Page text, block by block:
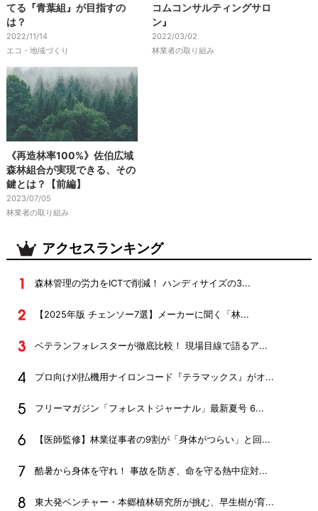
てる『青葉組』が目指すの
は？
2022/11/14
エコ・地域づくり
コムコンサルティングサロ
ン』
2022/03/02
林業者の取り組み
《再造林率100%》佐伯広域
森林組合が実現できる、その
鍵とは？【前編】
2023/07/05
林業者の取り組み
アクセスランキング
森林管理の労力をICTで削減！ ハンディサイズの3...
【2025年版 チェンソー7選】メーカーに聞く「林...
ベテランフォレスターが徹底比較！ 現場目線で語るア...
プロ向け刈払機用ナイロンコード『テラマックス』がオ...
フリーマガジン「フォレストジャーナル」最新夏号 6...
【医師監修】林業従事者の9割が「身体がつらい」と回...
酷暑から身体を守れ！ 事故を防ぎ、命を守る熱中症対...
東大発ベンチャー・本郷植林研究所が挑む、早生樹が育...